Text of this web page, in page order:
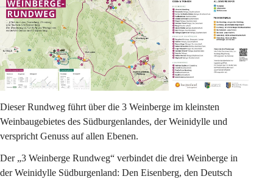
Dieser Rundweg führt über die 3 Weinberge im kleinsten
Weinbaugebietes des Südburgenlandes, der Weinidylle und
verspricht Genuss auf allen Ebenen.
Der „3 Weinberge Rundweg“ verbindet die drei Weinberge in
der Weinidylle Südburgenland: Den Eisenberg, den Deutsch